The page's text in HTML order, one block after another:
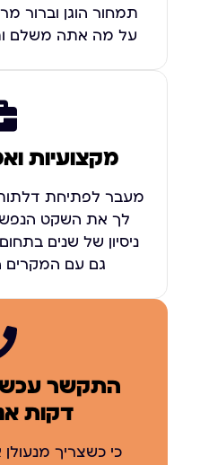
תמחור הוגן וברור
על מה אתה משלם
מקצועיות
מעבר לפתיחת דלתות
לך את השקט
ניסיון של שנים
גם עם המקרים
דקות
כי כשצריך